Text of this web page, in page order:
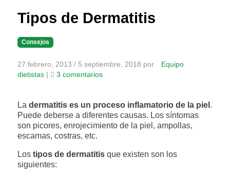
Tipos de Dermatitis
Consejos
27 febrero, 2013 / 5 septiembre, 2018 por
Equipo
dietistas | 3 comentariose
p
o
s
D
La dermatitis es un proceso inflamatorio de la piel .
Puede deberse a diferentes causas. Los síntomas
son picores, enrojecimiento de la piel, ampollas,
escamas, costras, etc.
Lostipos de dermatitis que existen son los
siguientes: